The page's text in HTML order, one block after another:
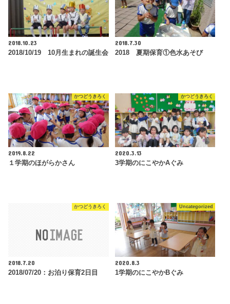
2018.10.23
2018/10/19 10月生まれの誕生会
2018.7.30
2018 夏期保育①色水あそび
かつどうきろく
2019.8.22
１学期のほがらかさん
かつどうきろく
2020.3.13
3学期のにこやかAぐみ
かつどうきろく
2018.7.20
2018/07/20：お泊り保育2日目
Uncategorized
2020.8.3
1学期のにこやかBぐみ